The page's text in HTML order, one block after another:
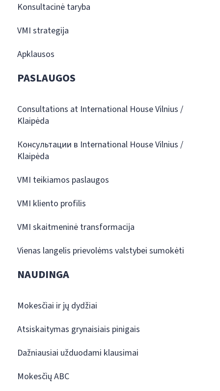
Konsultacinė taryba
VMI strategija
Apklausos
PASLAUGOS
Consultations at International House Vilnius /
Klaipėda
Консультации в International House Vilnius /
Klaipėda
VMI teikiamos paslaugos
VMI kliento profilis
VMI skaitmeninė transformacija
Vienas langelis prievolėms valstybei sumokėti
NAUDINGA
Mokesčiai ir jų dydžiai
Atsiskaitymas grynaisiais pinigais
Dažniausiai užduodami klausimai
Mokesčių ABC